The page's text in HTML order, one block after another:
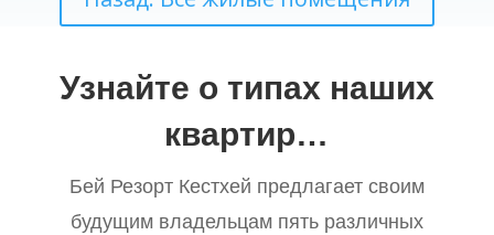
Узнайте о типах наших
квартир…
Бей Резорт Кестхей предлагает своим
будущим владельцам пять различных